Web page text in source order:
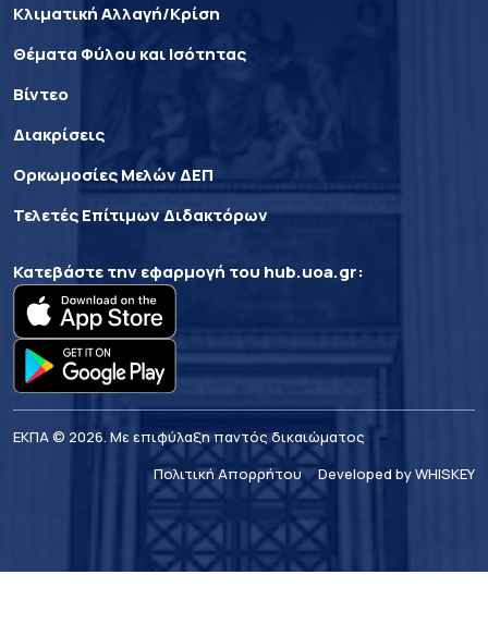
Κλιματική Αλλαγή/Κρίση
Θέματα Φύλου και Ισότητας
Βίντεο
Διακρίσεις
Ορκωμοσίες Μελών ΔΕΠ
Τελετές Επίτιμων Διδακτόρων
Κατεβάστε την εφαρμογή του hub.uoa.gr:
ΕΚΠΑ © 2026. Με επιφύλαξη παντός δικαιώματος
Πολιτική Απορρήτου
Developed by WHISKEY